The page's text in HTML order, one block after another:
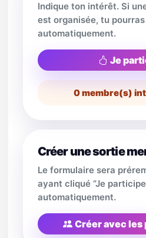
Indique ton intérêt. Si
est organisée, tu
automatiquement.
Je
0membre(s)
Créer une sortie
Le formulaire sera
ayant cliqué “Je
automatiquement.
Créer avec